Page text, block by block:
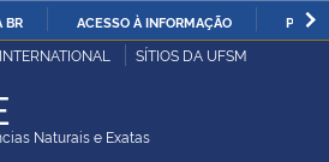
IR
BR ACESSO À INFORMAÇÃO
Pública
INTERNATIONAL SÍTIOS DA UFSM
Naturais e Exatas